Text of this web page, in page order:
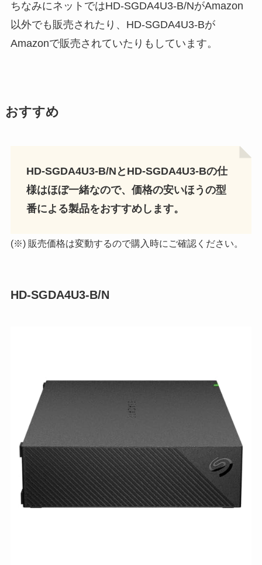
ちなみにネットではHD-SGDA4U3-B/NがAmazon
以外でも販売されたり、HD-SGDA4U3-Bが
Amazonで販売されていたりもしています。
おすすめ
HD-SGDA4U3-B/NとHD-SGDA4U3-Bの仕
様はほぼ一緒なので、価格の安いほうの型
番による製品をおすすめします。
(※) 販売価格は変動するので購入時にご確認ください。
HD-SGDA4U3-B/N